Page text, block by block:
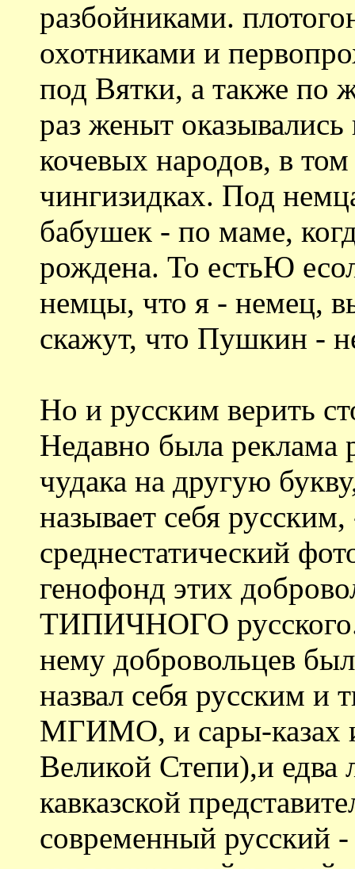
разбойниками.
охотниками и
под Вятки, а также по
раз женыт оказывались
кочевых народов, в
чингизидках. Под
бабушек - по маме,
рождена. То естьЮ
немцы, что я - немец,
скажут, что Пушкин -
Но и русским верить
Недавно была реклама
чудака на другую
называет себя
среднестатический
генофонд этих
ТИПИЧНОГО русского.
нему добровольцев
назвал себя русским и
МГИМО, и сары-казах
Великой Степи),и едва
кавказской
современный русский -